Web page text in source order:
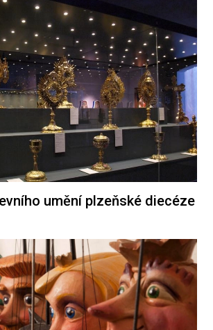
umění plzeňské diecéze